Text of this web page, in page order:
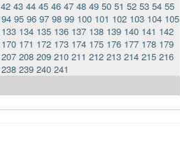
42 43 44 45 46 47 48 49 50 51 52 53 54 55
94 95 96 97 98 99 100 101 102 103 104 105
133 134 135 136 137 138 139 140 141 142
170 171 172 173 174 175 176 177 178 179
207 208 209 210 211 212 213 214 215 216
238 239 240 241